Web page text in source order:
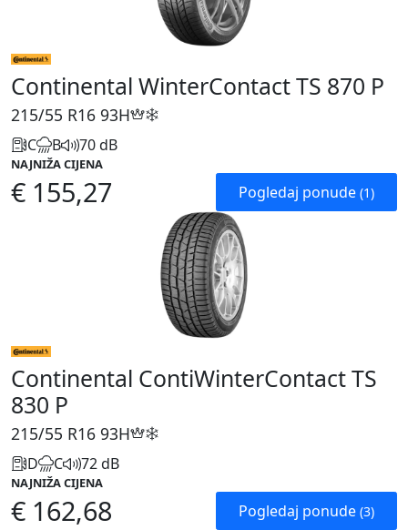
Continental WinterContact TS 870 P
215/55 R16 93H
C B 70 dB
NAJNIŽA CIJENA
€ 155,27 Pogledaj ponude (1)
Continental ContiWinterContact TS
830 P
215/55 R16 93H
D C 72 dB
NAJNIŽA CIJENA
€ 162,68 Pogledaj ponude (3)